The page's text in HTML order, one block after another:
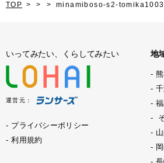
TOP minamiboso-s2-
いってみたい、くらしてみたい
運営元：
プライバシーポリシー
利用規約
地